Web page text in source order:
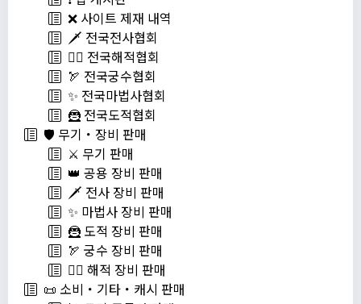
❌ 사이트 제재 내역
🗡️ 전국전사협회
🏴‍☠️ 전국해적협회
🏹 전국궁수협회
✨ 전국마법사협회
🦹 전국도적협회
🛡️ 무기・장비 판매
⚔️ 무기 판매
👑 공용 장비 판매
🗡️ 전사 장비 판매
✨ 마법사 장비 판매
🦹 도적 장비 판매
🏹 궁수 장비 판매
🏴‍☠️ 해적 장비 판매
📜 소비・기타・캐시 판매